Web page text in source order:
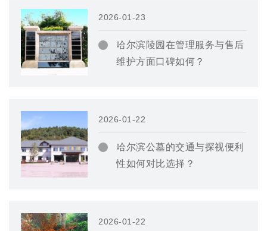
2026-01-23
哈尔滨陵园在管理服务与售后
维护方面口碑如何？
2026-01-22
哈尔滨公墓的交通与探视便利
性如何对比选择？
2026-01-22